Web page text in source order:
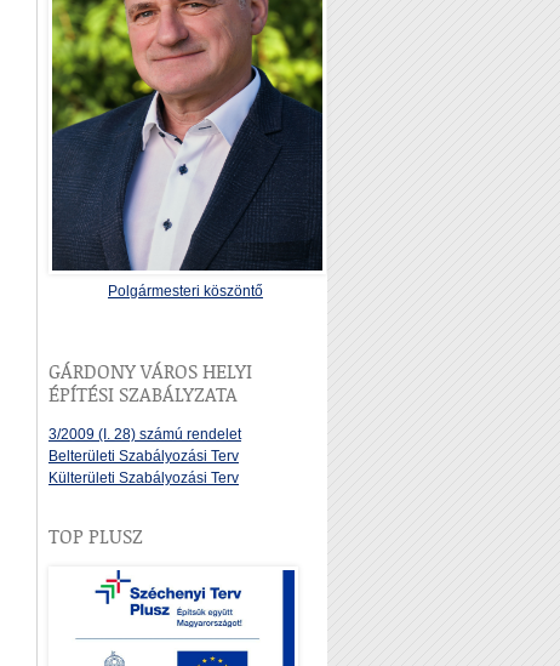
Polgármesteri köszöntő
GÁRDONY VÁROS HELYI
ÉPÍTÉSI SZABÁLYZATA
3/2009 (I. 28) számú rendelet
Belterületi Szabályozási Terv
Külterületi Szabályozási Terv
TOP PLUSZ